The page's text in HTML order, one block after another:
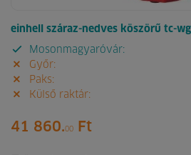
einhell száraz-nedves köszörű tc-
Mosonmagyaróvár:
Győr:
Paks:
Külső raktár:
41 860.00 Ft